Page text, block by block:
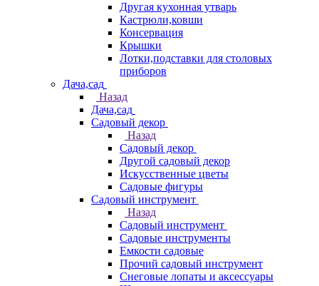
Другая кухонная утварь
Кастрюли,ковши
Консервация
Крышки
Лотки,подставки для столовых
приборов
Дача,сад
Назад
Дача,сад
Садовый декор
Назад
Садовый декор
Другой садовый декор
Искусственные цветы
Садовые фигуры
Садовый инструмент
Назад
Садовый инструмент
Садовые инструменты
Емкости садовые
Прочий садовый инструмент
Снеговые лопаты и аксессуары